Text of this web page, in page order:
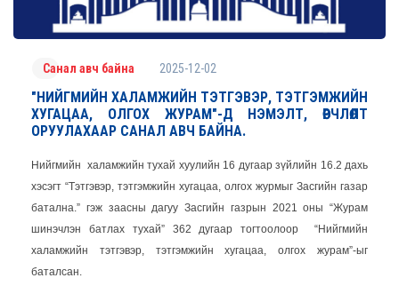
Санал авч байна 2025-12-02
"НИЙГМИЙН ХАЛАМЖИЙН ТЭТГЭВЭР, ТЭТГЭМЖИЙН
ХУГАЦАА, ОЛГОХ ЖУРАМ"-Д НЭМЭЛТ, ӨӨРЧЛӨЛТ
ОРУУЛАХААР САНАЛ АВЧ БАЙНА.
Нийгмийн халамжийн тухай хуулийн 16 дугаар зүйлийн 16.2 дахь
хэсэгт “Тэтгэвэр, тэтгэмжийн хугацаа, олгох журмыг Засгийн газар
батална.” гэж заасны дагуу Засгийн газрын 2021 оны “Журам
шинэчлэн батлах тухай” 362 дугаар тогтоолоор “Нийгмийн
халамжийн тэтгэвэр, тэтгэмжийн хугацаа, олгох журам”-ыг
баталсан.